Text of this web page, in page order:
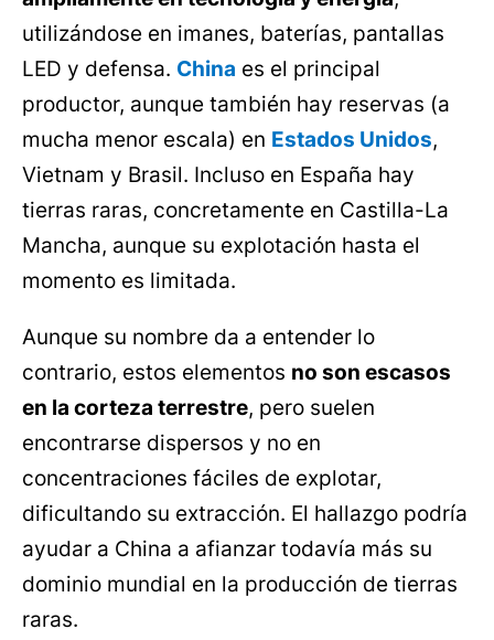
utilizándose en imanes, baterías, pantallas
LED y defensa. China es el principal
productor, aunque también hay reservas (a
mucha menor escala) en Estados Unidos,
Vietnam y Brasil. Incluso en España hay
tierras raras, concretamente en Castilla-La
Mancha, aunque su explotación hasta el
momento es limitada.
Aunque su nombre da a entender lo
contrario, estos elementos no son escasos
en la corteza terrestre, pero suelen
encontrarse dispersos y no en
concentraciones fáciles de explotar,
dificultando su extracción. El hallazgo podría
ayudar a China a afianzar todavía más su
dominio mundial en la producción de tierras
raras.